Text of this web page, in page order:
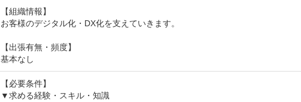
【組織情報】
お客様のデジタル化・DX化を支えていきます。
【出張有無・頻度】
基本なし
【必要条件】
▼求める経験・スキル・知識